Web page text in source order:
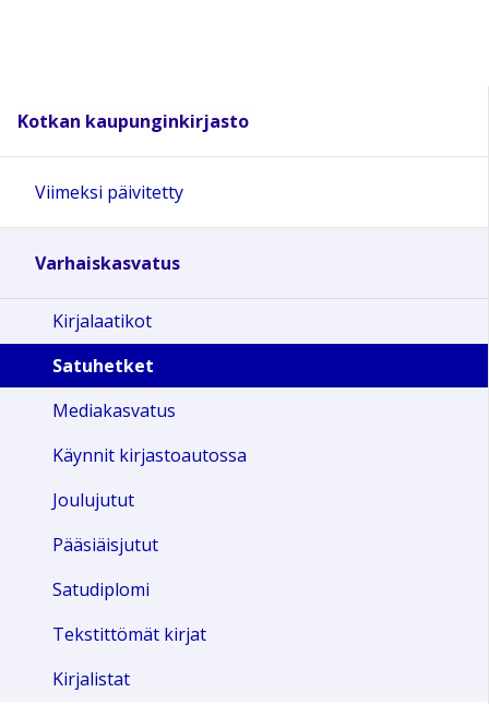
Kotkan kaupunginkirjasto
Viimeksi päivitetty
Varhaiskasvatus
Kirjalaatikot
Satuhetket
Mediakasvatus
Käynnit kirjastoautossa
Joulujutut
Pääsiäisjutut
Satudiplomi
Tekstittömät kirjat
Kirjalistat